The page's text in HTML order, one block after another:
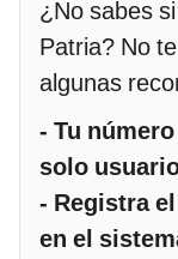
¿No sabes
Patria? No
algunas
- Tu
solo
- Registra
en el